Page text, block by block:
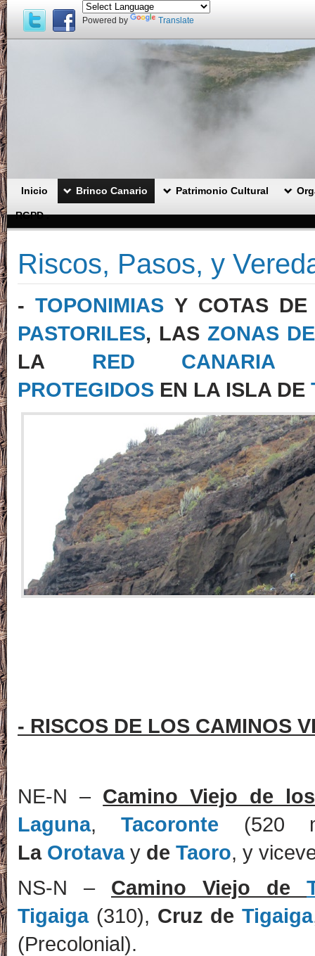
Powered by Translate
Inicio Brinco Canario Patrimonio Cultural
RGPD .
Riscos, Pasos, y
- TOPONIMIAS Y COTAS
PASTORILES, LAS ZONAS
LA RED CANARIA
PROTEGIDOS EN LA ISLA DE
- RISCOS DE LOS CAMINOS
NE-N – Camino Viejo de
Laguna,Tacoronte (520
La Orotavay de Taoro, y
NS-N – Camino Viejo de
Tigaiga(310), Cruz deTigaiga
(Precolonial).